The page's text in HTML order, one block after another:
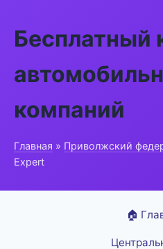
Бесплатный
компаний
Главная » Приволжский
Expert
🏠